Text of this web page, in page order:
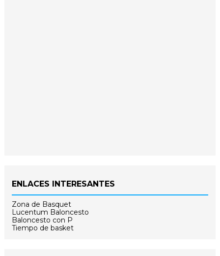
ENLACES INTERESANTES
Zona de Basquet
Lucentum Baloncesto
Baloncesto con P
Tiempo de basket